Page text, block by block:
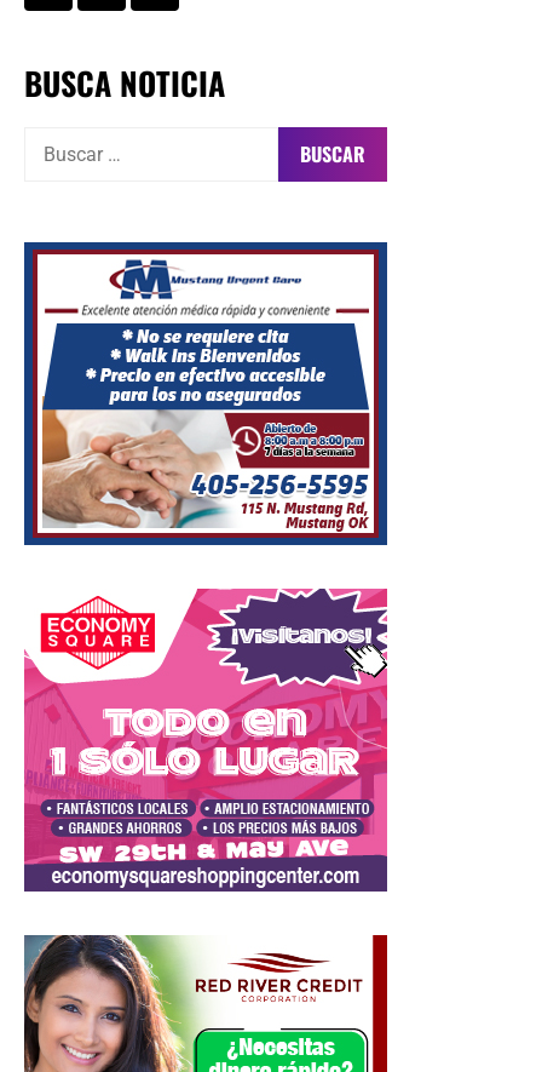
BUSCA NOTICIA
Buscar: